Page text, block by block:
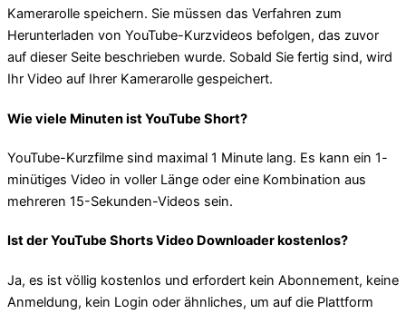
Kamerarolle speichern. Sie müssen das Verfahren zum
Herunterladen von YouTube-Kurzvideos befolgen, das zuvor
auf dieser Seite beschrieben wurde. Sobald Sie fertig sind, wird
Ihr Video auf Ihrer Kamerarolle gespeichert.
Wie viele Minuten ist YouTube Short?
YouTube-Kurzfilme sind maximal 1 Minute lang. Es kann ein 1-
minütiges Video in voller Länge oder eine Kombination aus
mehreren 15-Sekunden-Videos sein.
Ist der YouTube Shorts Video Downloader kostenlos?
Ja, es ist völlig kostenlos und erfordert kein Abonnement, keine
Anmeldung, kein Login oder ähnliches, um auf die Plattform